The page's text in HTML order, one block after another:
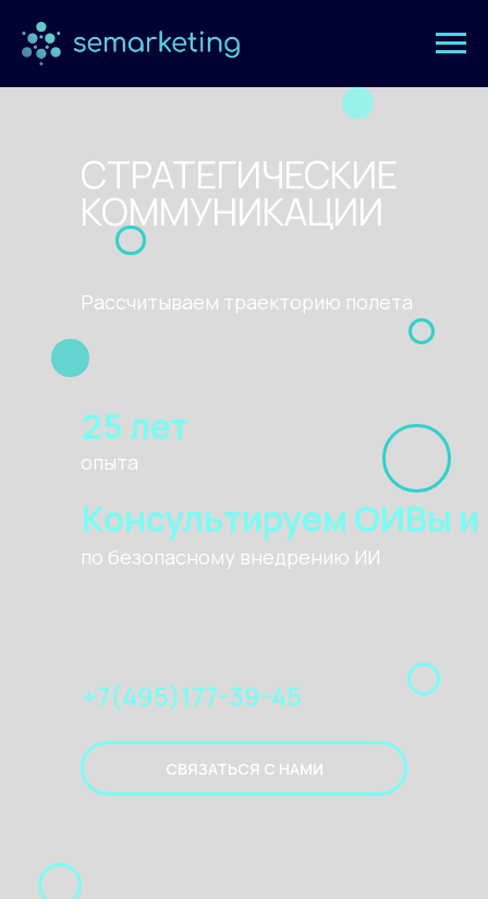
Рассчитываем траекторию полета
СТРАТЕГИЧЕСКИЕ
КОММУНИКАЦИИ
25 лет
опыта
Консультируем ОИВы и
по безопасному внедрению ИИ
+7(495)177-39-45
СВЯЗАТЬСЯ С НАМИ